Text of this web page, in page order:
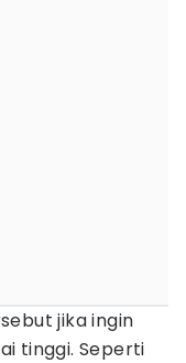
jika ingin
tinggi. Seperti